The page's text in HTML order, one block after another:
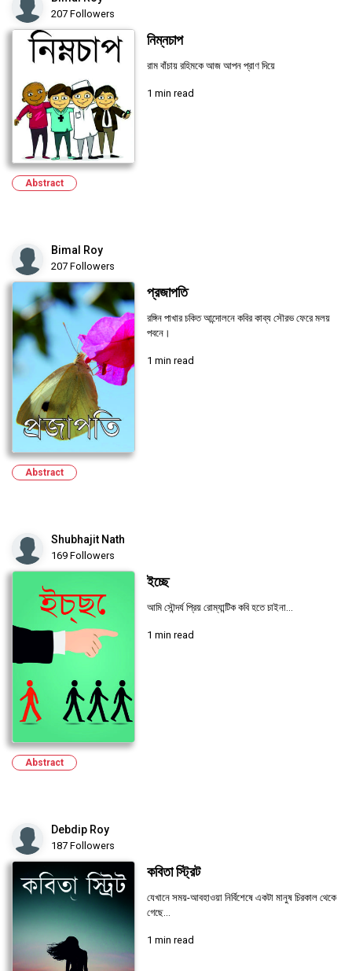
207 Followers
নিম্নচাপ
রাম বাঁচায় রহিমকে আজ আপন প্রাণ দিয়ে
1 min read
Abstract
Bimal Roy
207 Followers
প্রজাপতি
রঙ্গিন পাখার চকিত আন্দোলনে কবির কাব্য সৌরভ ফেরে মলয়
পবনে।
1 min read
Abstract
Shubhajit Nath
169 Followers
ইচ্ছে
আমি সৌন্দর্য প্রিয় রোম্যান্টিক কবি হতে চাইনা...
1 min read
Abstract
Debdip Roy
187 Followers
কবিতা স্ট্রিট
যেখানে সময়-আবহাওয়া নির্বিশেষে একটা মানুষ চিরকাল থেকে
গেছে...
1 min read